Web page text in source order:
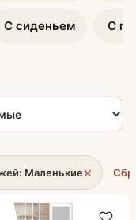
С сиденьем С
Маленькие×